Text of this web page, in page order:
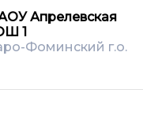
Апрелевская
1
Фоминский г.о.